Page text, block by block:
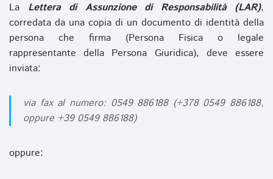
La Lettera di Assunzione di Responsabilità (LAR),
corredata da una copia di un documento di identità della
persona che firma (Persona Fisica o legale
rappresentante della Persona Giuridica), deve essere
inviata:
via fax al numero: 0549 886188 (+378 0549 886188,
oppure +39 0549 886188)
oppure: